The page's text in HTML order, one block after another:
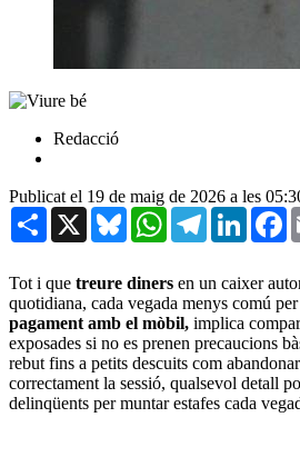
Redacció
Publicat el 19 de maig de 2026 a les
Share X BlueskyWhatsAppTelegram
Tot i que treure diners en un caixer
quotidiana, cada vegada menys comú
pagament amb el mòbil, implica
exposades si no es prenen precaucions
rebut fins a petits descuits com
correctament la sessió, qualsevol detall
delinqüents per muntar estafes cada